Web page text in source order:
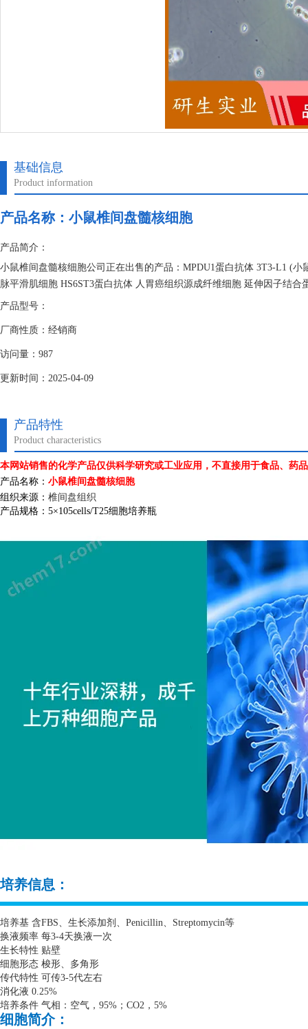
基础信息
Product information
产品名称： 小鼠椎间盘髓核细胞
产品简介：
小鼠椎间盘髓核细胞公司正在出售的产品：MPDU1蛋白抗体 3T3-L1 (
脉平滑肌细胞 HS6ST3蛋白抗体 人胃癌组织源成纤维细胞 延伸因子结合
产品型号：
厂商性质：经销商
访问量：987
更新时间：2025-04-09
产品特性
Product characteristics
本网站销售的化学产品仅供科学研究或工业应用，不直接用于食品、药
产品名称： 小鼠椎间盘髓核细胞
组织来源： 椎间盘组织
产品规格： 5×105cells/T25细胞培养瓶
培养信息：
培养基 含FBS、生长添加剂、 Penicillin、 Streptomycin等
换液频率 每3-4天换液一次
生长特性 贴壁
细胞形态 梭形、多角形
传代特性 可传3-5代左右
消化液 0.25%
培养条件 气相：空气， 95% ； CO2 ， 5%
细胞简介：